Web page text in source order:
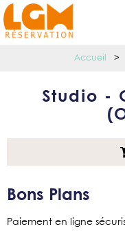
Accueil >
Studio -
(
Bons Plans
Paiement en ligne